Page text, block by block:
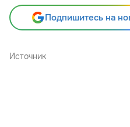
Подпишитесь на
Источник